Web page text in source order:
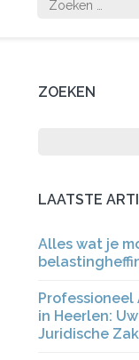
ZOEKEN
LAATSTE
Alles wat je
in Heerlen:
Juridische